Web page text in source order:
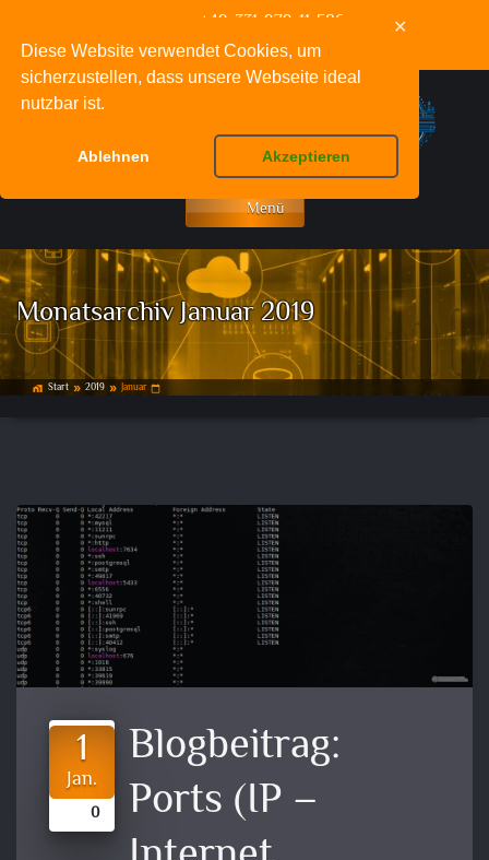
Diese Website verwendet Cookies, um
sicherzustellen, dass unsere Webseite ideal
nutzbar ist.
Ablehnen Akzeptieren
✕
+49-331-979-11-586
info@deinnetzwerkfachmann.de
Menü
Monatsarchiv Januar 2019
home_work Start double_arrow 2019 double_arrow Januar calendar_today
1
Jan.
0
Blogbeitrag:
Ports (IP –